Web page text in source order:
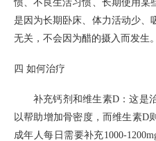
是因为长期卧床、体力活动少、
无关，不会因为醋的摄入而发生。
四 如何治疗
补充钙剂和维生素D：这是
以帮助增加骨密度，而维生素D
成年人每日需要补充1000-